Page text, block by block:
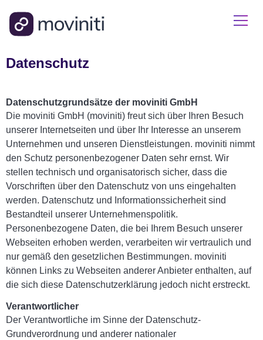
Datenschutz
Datenschutzgrundsätze der moviniti GmbH
Die moviniti GmbH (moviniti) freut sich über Ihren Besuch
unserer Internetseiten und über Ihr Interesse an unserem
Unternehmen und unseren Dienstleistungen. moviniti nimmt
den Schutz personenbezogener Daten sehr ernst. Wir
stellen technisch und organisatorisch sicher, dass die
Vorschriften über den Datenschutz von uns eingehalten
werden. Datenschutz und Informationssicherheit sind
Bestandteil unserer Unternehmenspolitik.
Personenbezogene Daten, die bei Ihrem Besuch unserer
Webseiten erhoben werden, verarbeiten wir vertraulich und
nur gemäß den gesetzlichen Bestimmungen. moviniti
können Links zu Webseiten anderer Anbieter enthalten, auf
die sich diese Datenschutzerklärung jedoch nicht erstreckt.
Verantwortlicher
Der Verantwortliche im Sinne der Datenschutz-
Grundverordnung und anderer nationaler